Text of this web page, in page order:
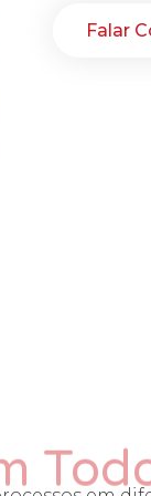
Falar